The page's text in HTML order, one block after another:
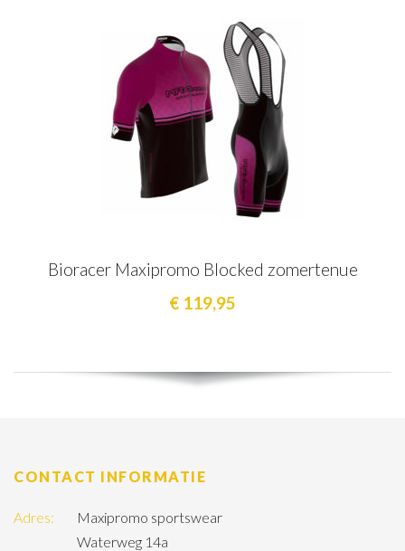
Bioracer Maxipromo Blocked zomertenue
€ 119,95
CONTACT INFORMATIE
Adres:
Maxipromo sportswear
Waterweg 14a